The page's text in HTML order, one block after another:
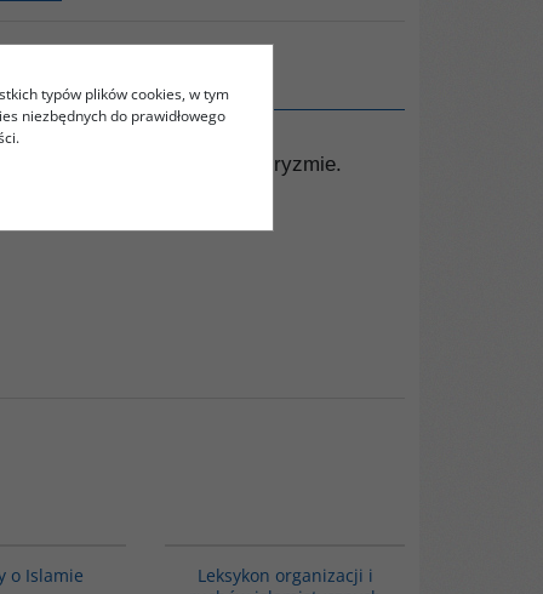
mitami i prawdą o terroryzmie.
o Islamie
Leksykon organizacji i
typów plików cookies, w tym
niezbędnych do prawidłowego